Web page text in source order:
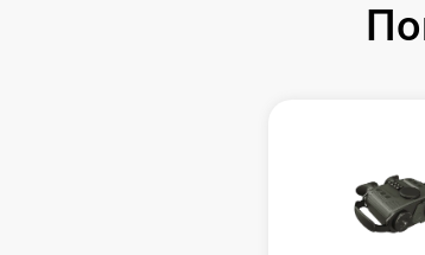
Прошивка (Обновление ПО)